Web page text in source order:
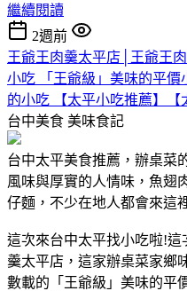
繼續閱讀
2週前
王爺王肉羹太平店│王爺王
小吃 「王爺級」美味的平價
的小吃 【太平小吃推薦】【
台中美食 美味食記
台中太平美食推薦，辦桌菜
風味與厚實的人情味，魚翅
仔麵，不少在地人都會來這
這次來台中太平找小吃啦!
羹太平店，這家辦桌菜家鄉
數載的「王爺級」美味的平